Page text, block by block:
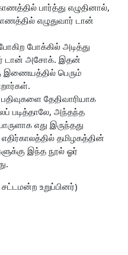
பார்த்து எழுதினால்,
எழுதுவார் டான்
போக்கில் அடித்து
டான் அசோக். இதன்
இணையத்தில் பெரும்
தேதிவாரியாக
படித்தாலே, அந்தந்த
எது இருந்தது
தமிழகத்தின்
இந்த நூல் ஓர்
உறுப்பினர்)